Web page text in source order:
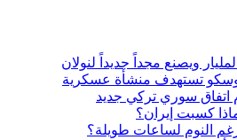
ويصنع مجداً جديداً لنولان
تستهدف منشأة عسكرية
اتفاق سوري تركي جديد
رغم النوم لساعات طويلة؟